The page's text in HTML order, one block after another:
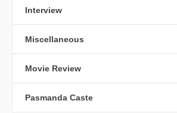
Interview
Miscellaneous
Movie Review
Pasmanda Caste